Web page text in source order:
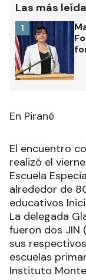
Las más
1
En Pirané
El encuentro
realizó el
Escuela
alrededor de
educativos
La delegada
fueron dos JIN
sus
escuelas
Instituto